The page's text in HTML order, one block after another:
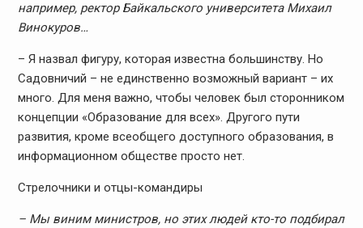
например, ректор Байкальского университета Михаил
Винокуров…
– Я назвал фигуру, которая известна большинству. Но
Садовничий – не единственно возможный вариант – их
много. Для меня важно, чтобы человек был сторонником
концепции «Образование для всех». Другого пути
развития, кроме всеобщего доступного образования, в
информационном обществе просто нет.
Стрелочники и отцы-командиры
– Мы виним министров, но этих людей кто-то подбирал